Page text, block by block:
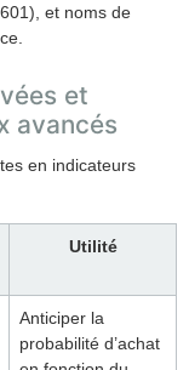
et noms de
et
avancés
en indicateurs
Utilité
Anticiper la
probabilité d’achat